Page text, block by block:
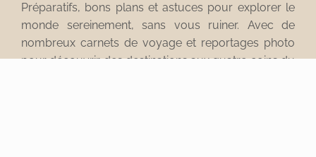
Préparatifs, bons plans et astuces pour explorer le
monde sereinement, sans vous ruiner. Avec de
nombreux carnets de voyage et reportages photo
pour découvrir des destinations aux quatre coins du